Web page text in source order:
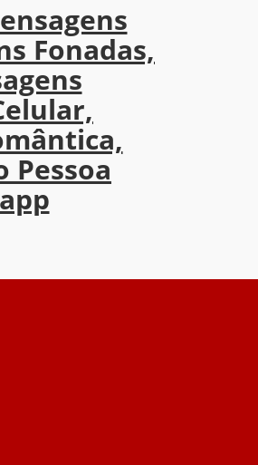
Fonadas,
Pessoa